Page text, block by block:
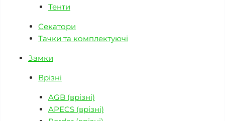
Тенти
Секатори
Тачки та комплектуючі
Замки
Врізні
AGB (врізні)
APECS (врізні)